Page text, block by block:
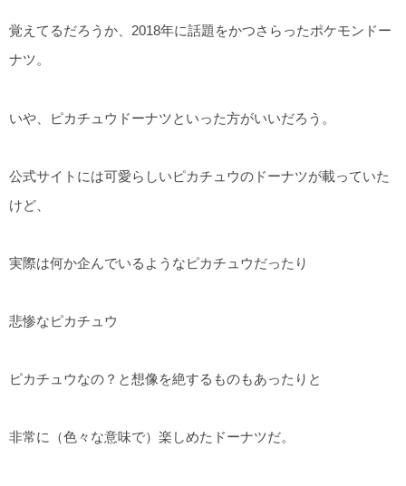
覚えてるだろうか、2018年に話題をかつさらったポケモンドー
ナツ。
いや、ピカチュウドーナツといった方がいいだろう。
公式サイトには可愛らしいピカチュウのドーナツが載っていた
けど、
実際は何か企んでいるようなピカチュウだったり
悲惨なピカチュウ
ピカチュウなの？と想像を絶するものもあったりと
非常に（色々な意味で）楽しめたドーナツだ。